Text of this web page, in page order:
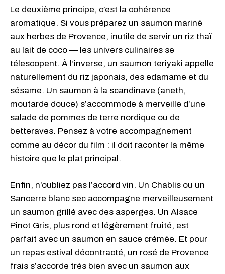
Le deuxième principe, c’est la cohérence
aromatique. Si vous préparez un saumon mariné
aux herbes de Provence, inutile de servir un riz thaï
au lait de coco — les univers culinaires se
télescopent. À l’inverse, un saumon teriyaki appelle
naturellement du riz japonais, des edamame et du
sésame. Un saumon à la scandinave (aneth,
moutarde douce) s’accommode à merveille d’une
salade de pommes de terre nordique ou de
betteraves. Pensez à votre accompagnement
comme au décor du film : il doit raconter la même
histoire que le plat principal.
Enfin, n’oubliez pas l’accord vin. Un Chablis ou un
Sancerre blanc sec accompagne merveilleusement
un saumon grillé avec des asperges. Un Alsace
Pinot Gris, plus rond et légèrement fruité, est
parfait avec un saumon en sauce crémée. Et pour
un repas estival décontracté, un rosé de Provence
frais s’accorde très bien avec un saumon aux